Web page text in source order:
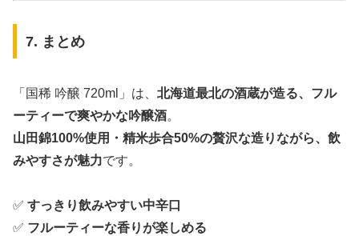
7. まとめ
「国稀 吟醸 720ml」は、 北海道最北の酒蔵が造る、フル
ーティーで爽やかな吟醸酒。
山田錦100%使用・精米歩合50%の贅沢な造りながら、飲
みやすさが魅力です。
✅ すっきり飲みやすい中辛口
✅ フルーティーな香りが楽しめる